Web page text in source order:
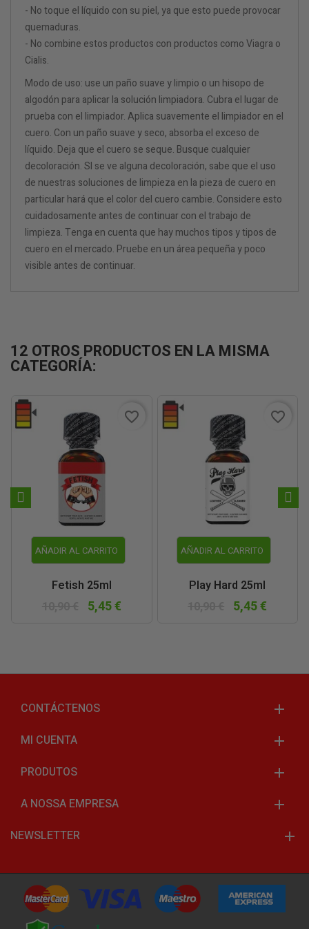
- No toque el líquido con su piel, ya que esto puede provocar
quemaduras.
- No combine estos productos con productos como Viagra o
Cialis.
Modo de uso: use un paño suave y limpio o un hisopo de
algodón para aplicar la solución limpiadora. Cubra el lugar de
prueba con el limpiador. Aplica suavemente el limpiador en el
cuero. Con un paño suave y seco, absorba el exceso de
líquido. Deja que el cuero se seque. Busque cualquier
decoloración. SI se ve alguna decoloración, sabe que el uso
de nuestras soluciones de limpieza en la pieza de cuero en
particular hará que el color del cuero cambie. Considere esto
cuidadosamente antes de continuar con el trabajo de
limpieza. Tenga en cuenta que hay muchos tipos y tipos de
cuero en el mercado. Pruebe en un área pequeña y poco
visible antes de continuar.
12 OTROS PRODUCTOS EN LA MISMA
CATEGORÍA:
AÑADIR AL CARRITO
Fetish 25ml
5,45 €
favorite_border
AÑADIR AL CARRITO
Play Hard 25ml
5,45 €
favorite_border
CONTÁCTENOS
MI CUENTA
PRODUTOS
A NOSSA EMPRESA
NEWSLETTER